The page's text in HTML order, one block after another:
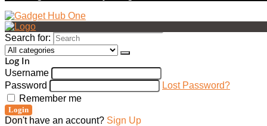
Search for:
Log In
Username
Password
Lost Password?
Remember me
Login
Don't have an account? Sign Up